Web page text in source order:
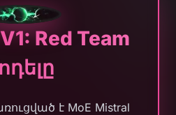
Red Team
է MoE Mistral